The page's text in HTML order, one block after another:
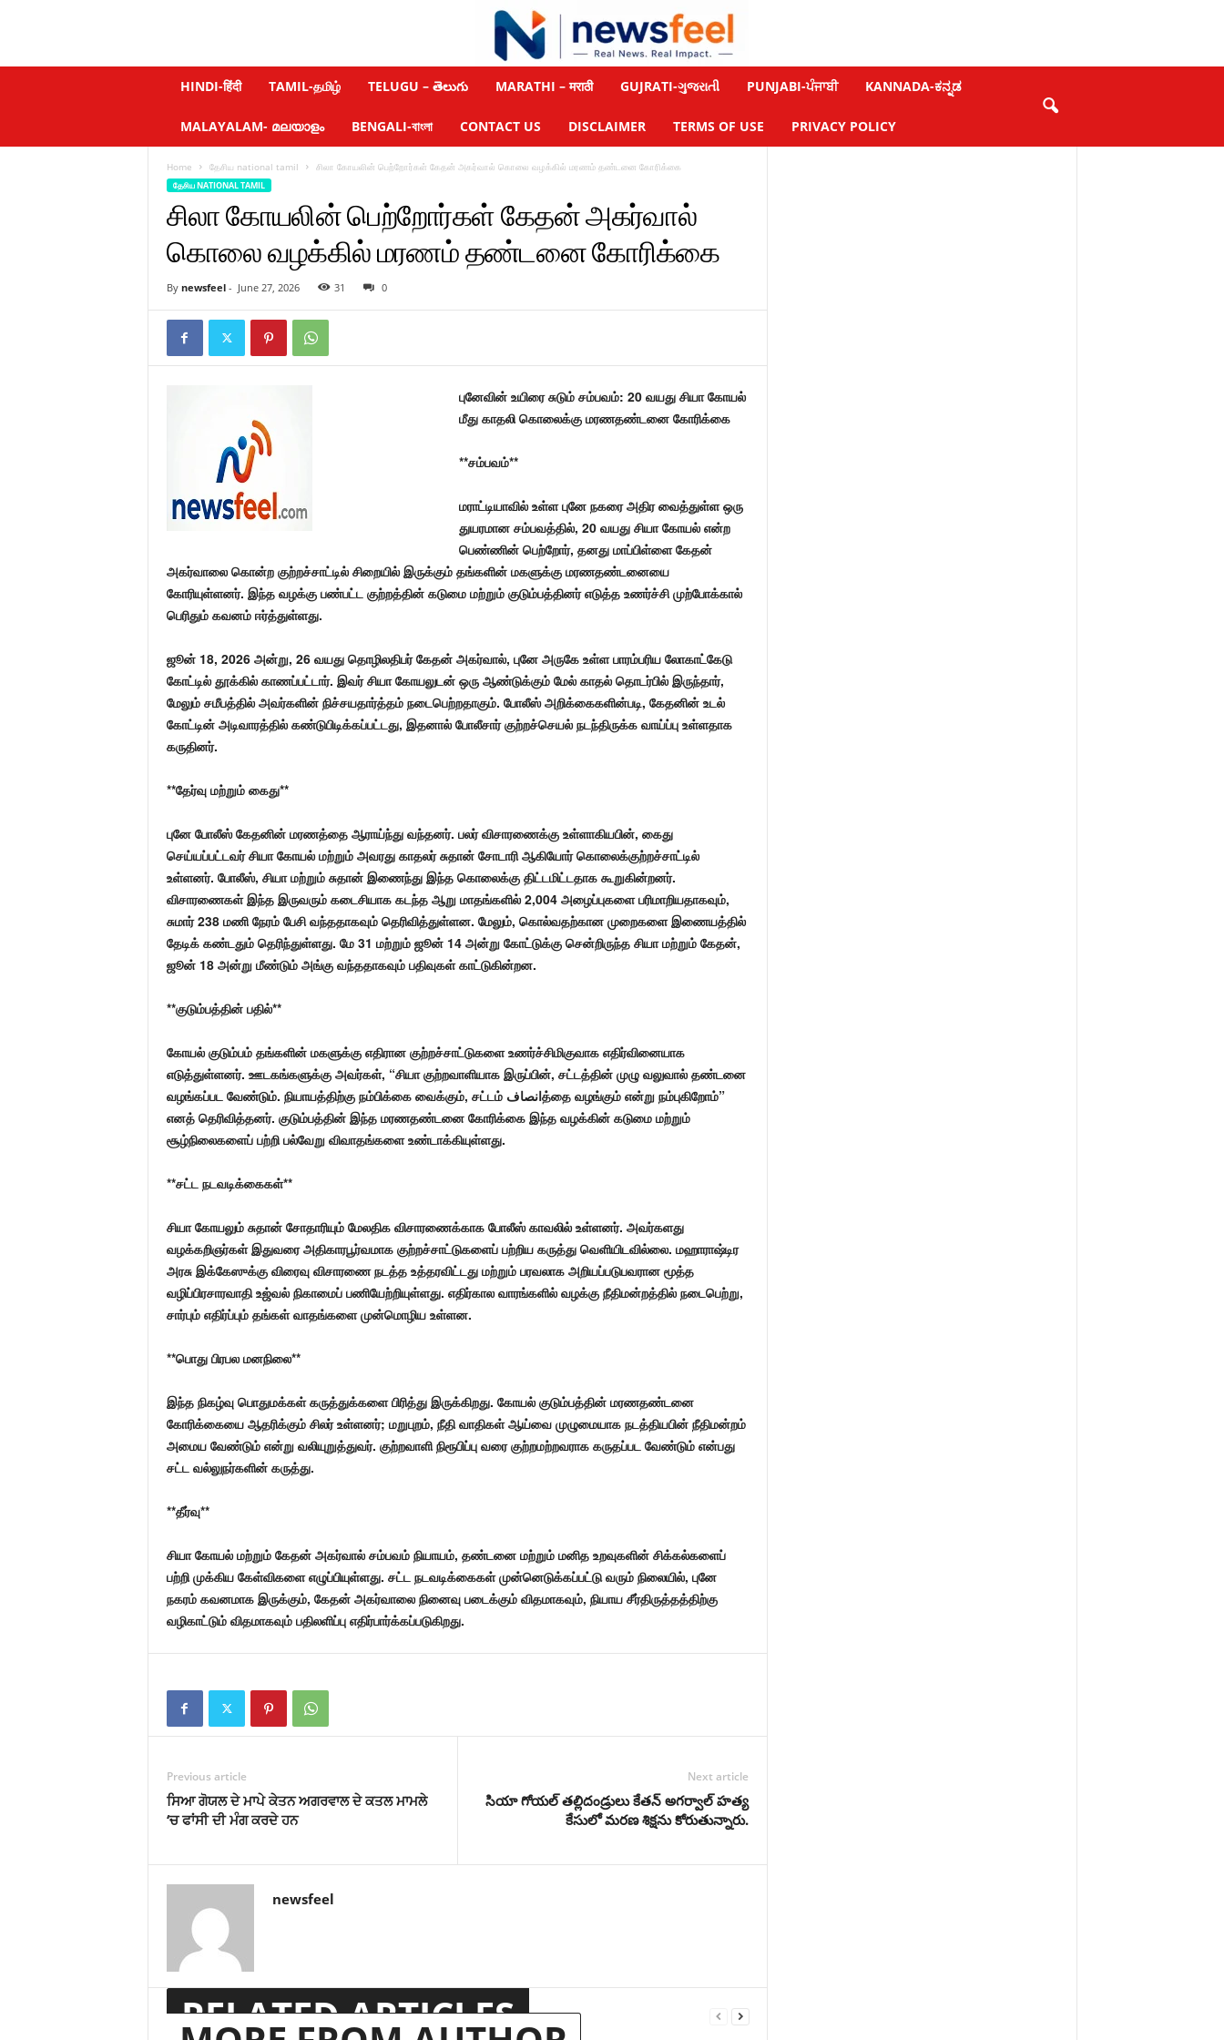
HINDI-हिंदी TAMIL-தமிழ் TELUGU – తెలుగు MARATHI – मराठी GUJRATI-ગુજરાતી PUNJABI-ਪੰਜਾਬੀ KANNADA-ಕನ್ನಡ
MALAYALAM- മലയാളം BENGALI-বাংলা CONTACT US DISCLAIMER TERMS OF USE PRIVACY POLICY
Home தேசிய national tamil சிலா கோயலின் பெற்றோர்கள் கேதன் அகர்வால் கொலை வழக்கில் மரணம் தண்டனை கோரிக்கை
தேசிய NATIONAL TAMIL
சிலா கோயலின் பெற்றோர்கள் கேதன் அகர்வால்
கொலை வழக்கில் மரணம் தண்டனை கோரிக்கை
By newsfeel- June 27, 2026 31 0
புனேவின் உயிரை சுடும் சம்பவம்: 20 வயது சியா கோயல்
மீது காதலி கொலைக்கு மரணதண்டனை கோரிக்கை
**சம்பவம்**
மராட்டியாவில் உள்ள புனே நகரை அதிர வைத்துள்ள ஒரு
துயரமான சம்பவத்தில், 20 வயது சியா கோயல் என்ற
பெண்ணின் பெற்றோர், தனது மாப்பிள்ளை கேதன்
அகர்வாலை கொன்ற குற்றச்சாட்டில் சிறையில் இருக்கும் தங்களின் மகளுக்கு மரணதண்டனையை
கோரியுள்ளனர். இந்த வழக்கு பண்பட்ட குற்றத்தின் கடுமை மற்றும் குடும்பத்தினர் எடுத்த உணர்ச்சி முற்போக்கால்
பெரிதும் கவனம் ஈர்த்துள்ளது.
ஜூன் 18, 2026 அன்று, 26 வயது தொழிலதிபர் கேதன் அகர்வால், புனே அருகே உள்ள பாரம்பரிய லோகாட்கேடு
கோட்டில் தூக்கில் காணப்பட்டார். இவர் சியா கோயலுடன் ஒரு ஆண்டுக்கும் மேல் காதல் தொடர்பில் இருந்தார்,
மேலும் சமீபத்தில் அவர்களின் நிச்சயதார்த்தம் நடைபெற்றதாகும். போலீஸ் அறிக்கைகளின்படி, கேதனின் உடல்
கோட்டின் அடிவாரத்தில் கண்டுபிடிக்கப்பட்டது, இதனால் போலீசார் குற்றச்செயல் நடந்திருக்க வாய்ப்பு உள்ளதாக
கருதினர்.
**தேர்வு மற்றும் கைது**
புனே போலீஸ் கேதனின் மரணத்தை ஆராய்ந்து வந்தனர். பலர் விசாரணைக்கு உள்ளாகியபின், கைது
செய்யப்பட்டவர் சியா கோயல் மற்றும் அவரது காதலர் சுதான் சோடாரி ஆகியோர் கொலைக்குற்றச்சாட்டில்
உள்ளனர். போலீஸ், சியா மற்றும் சுதான் இணைந்து இந்த கொலைக்கு திட்டமிட்டதாக கூறுகின்றனர்.
விசாரணைகள் இந்த இருவரும் கடைசியாக கடந்த ஆறு மாதங்களில் 2,004 அழைப்புகளை பரிமாறியதாகவும்,
சுமார் 238 மணி நேரம் பேசி வந்ததாகவும் தெரிவித்துள்ளன. மேலும், கொல்வதற்கான முறைகளை இணையத்தில்
தேடிக் கண்டதும் தெரிந்துள்ளது. மே 31 மற்றும் ஜூன் 14 அன்று கோட்டுக்கு சென்றிருந்த சியா மற்றும் கேதன்,
ஜூன் 18 அன்று மீண்டும் அங்கு வந்ததாகவும் பதிவுகள் காட்டுகின்றன.
**குடும்பத்தின் பதில்**
கோயல் குடும்பம் தங்களின் மகளுக்கு எதிரான குற்றச்சாட்டுகளை உணர்ச்சிமிகுவாக எதிர்வினையாக
எடுத்துள்ளனர். ஊடகங்களுக்கு அவர்கள், “சியா குற்றவாளியாக இருப்பின், சட்டத்தின் முழு வலுவால் தண்டனை
வழங்கப்பட வேண்டும். நியாயத்திற்கு நம்பிக்கை வைக்கும், சட்டம் انصافத்தை வழங்கும் என்று நம்புகிறோம்”
எனத் தெரிவித்தனர். குடும்பத்தின் இந்த மரணதண்டனை கோரிக்கை இந்த வழக்கின் கடுமை மற்றும்
சூழ்நிலைகளைப் பற்றி பல்வேறு விவாதங்களை உண்டாக்கியுள்ளது.
**சட்ட நடவடிக்கைகள்**
சியா கோயலும் சுதான் சோதாரியும் மேலதிக விசாரணைக்காக போலீஸ் காவலில் உள்ளனர். அவர்களது
வழக்கறிஞர்கள் இதுவரை அதிகாரபூர்வமாக குற்றச்சாட்டுகளைப் பற்றிய கருத்து வெளியிடவில்லை. மஹாராஷ்டிர
அரசு இக்கேஸுக்கு விரைவு விசாரணை நடத்த உத்தரவிட்டது மற்றும் பரவலாக அறியப்படுபவரான மூத்த
வழிப்பிரசாரவாதி உஜ்வல் நிகாமைப் பணியேற்றியுள்ளது. எதிர்கால வாரங்களில் வழக்கு நீதிமன்றத்தில் நடைபெற்று,
சார்பும் எதிர்ப்பும் தங்கள் வாதங்களை முன்மொழிய உள்ளன.
**பொது பிரபல மனநிலை**
இந்த நிகழ்வு பொதுமக்கள் கருத்துக்களை பிரித்து இருக்கிறது. கோயல் குடும்பத்தின் மரணதண்டனை
கோரிக்கையை ஆதரிக்கும் சிலர் உள்ளனர்; மறுபுறம், நீதி வாதிகள் ஆய்வை முழுமையாக நடத்தியபின் நீதிமன்றம்
அமைய வேண்டும் என்று வலியுறுத்துவர். குற்றவாளி நிரூபிப்பு வரை குற்றமற்றவராக கருதப்பட வேண்டும் என்பது
சட்ட வல்லுநர்களின் கருத்து.
**தீர்வு**
சியா கோயல் மற்றும் கேதன் அகர்வால் சம்பவம் நியாயம், தண்டனை மற்றும் மனித உறவுகளின் சிக்கல்களைப்
பற்றி முக்கிய கேள்விகளை எழுப்பியுள்ளது. சட்ட நடவடிக்கைகள் முன்னெடுக்கப்பட்டு வரும் நிலையில், புனே
நகரம் கவனமாக இருக்கும், கேதன் அகர்வாலை நினைவு படைக்கும் விதமாகவும், நியாய சீர்திருத்தத்திற்கு
வழிகாட்டும் விதமாகவும் பதிலளிப்பு எதிர்பார்க்கப்படுகிறது.
Previous article
ਸਿਆ ਗੋਯਲ ਦੇ ਮਾਪੇ ਕੇਤਨ ਅਗਰਵਾਲ ਦੇ ਕਤਲ ਮਾਮਲੇ
‘ਚ ਫਾਂਸੀ ਦੀ ਮੰਗ ਕਰਦੇ ਹਨ
Next article
సియా గోయల్ తల్లిదండ్రులు కేతన్ అగర్వాల్ హత్య
కేసులో మరణ శిక్షను కోరుతున్నారు.
newsfeel
RELATED ARTICLES